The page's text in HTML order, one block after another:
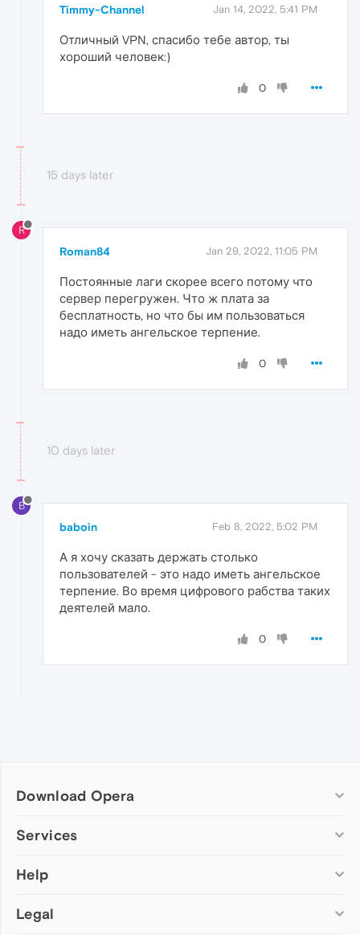
Timmy-Channel Jan 14, 2022, 5:41 PM
Отличный VPN, спасибо тебе автор, ты
хороший человек:)
0
15 days later
R
Roman84 Jan 29, 2022, 11:05 PM
Постоянные лаги скорее всего потому что
сервер перегружен. Что ж плата за
бесплатность, но что бы им пользоваться
надо иметь ангельское терпение.
0
10 days later
B
baboin Feb 8, 2022, 5:02 PM
А я хочу сказать держать столько
пользователей - это надо иметь ангельское
терпение. Во время цифрового рабства таких
деятелей мало.
0
Download Opera
Computer browsers
Opera for Mac
Opera beta version
Services
Add-ons
Wallpapers
Help
Help & support
Legal